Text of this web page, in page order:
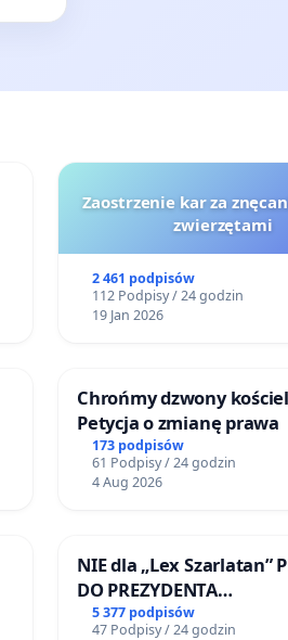
Zaostrzenie kar za
zwierzętami
2 461 podpisów
112 Podpisy / 24 godzin
19 Jan 2026
Chrońmy dzwony
Petycja o zmianę prawa
173 podpisów
61 Podpisy / 24 godzin
4 Aug 2026
NIE dla „Lex Szarlatan”
DO PREZYDENTA
RZECZYPOSPOLITEJ
5 377 podpisów
47 Podpisy / 24 godzin